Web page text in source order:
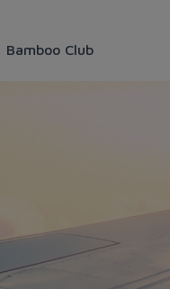
Bamboo Club